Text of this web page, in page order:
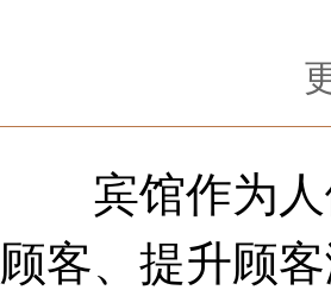
宾馆作为人
顾客、提升顾